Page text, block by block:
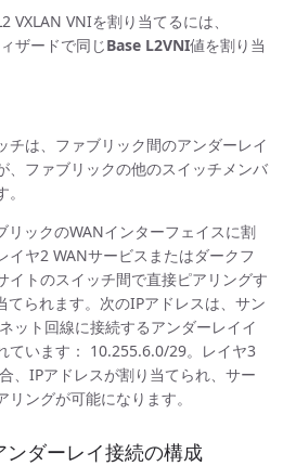
VXLAN VNIを割り当てるには、
ザードで同じBase L2VNI値を割り当
チは、ファブリック間のアンダーレイ
、ファブリックの他のスイッチメンバ
リックのWANインターフェイスに割
イヤ2 WANサービスまたはダークフ
イトのスイッチ間で直接ピアリングす
てられます。次のIPアドレスは、サン
ット回線に接続するアンダーレイイ
ています： 10.255.6.0/29。レイヤ3
、IPアドレスが割り当てられ、サー
ングが可能になります。
ダーレイ接続の構成